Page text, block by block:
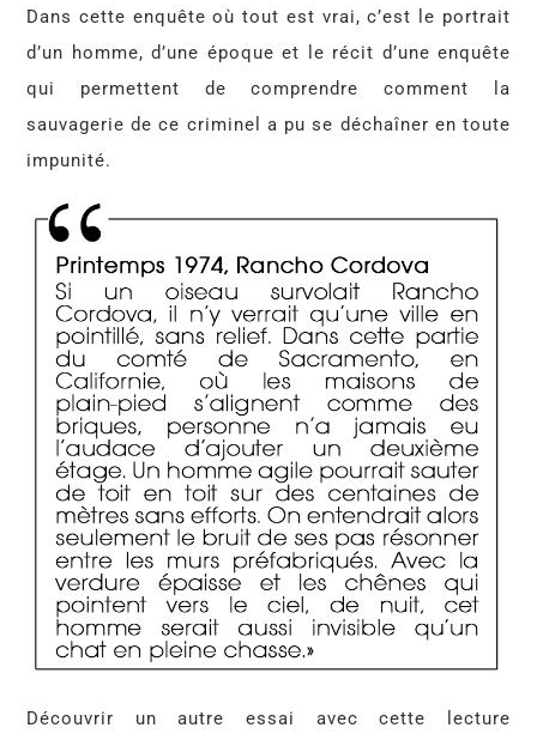
Dans cette enquête où tout est vrai, c’est le portrait
d’un homme, d’une époque et le récit d’une enquête
qui permettent de comprendre comment la
sauvagerie de ce criminel a pu se déchaîner en toute
impunité.
Découvrir un autre essai avec cette lecture